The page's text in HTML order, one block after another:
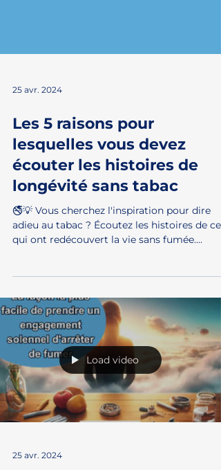
25 avr. 2024
Les 5 raisons pour
lesquelles vous devez
écouter les histoires de
longévité sans tabac
qui ont redécouvert la vie sans fumée....
Load video